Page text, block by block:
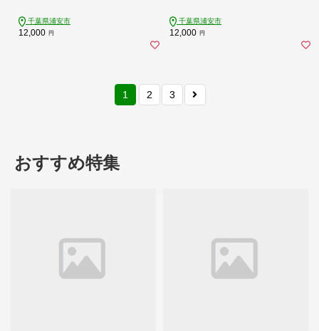
千葉県浦安市
12,000 円
千葉県浦安市
12,000 円
1 2 3
おすすめ特集